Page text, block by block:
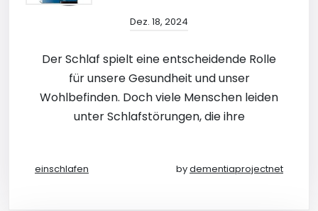
Dez. 18, 2024
Der Schlaf spielt eine entscheidende Rolle
für unsere Gesundheit und unser
Wohlbefinden. Doch viele Menschen leiden
unter Schlafstörungen, die ihre
einschlafen bydementiaprojectnet